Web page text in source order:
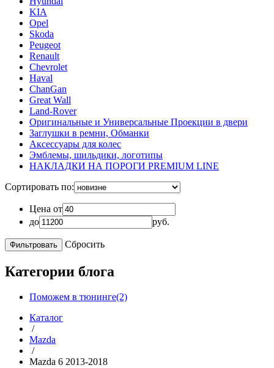
KIA
Opel
Skoda
Peugeot
Renault
Chevrolet
Haval
ChanGan
Great Wall
Land-Rover
Оригинальные и Универсальные Проекции в двери
Заглушки в ремни, Обманки
Аксессуары для колес
Эмблемы, шильдики, логотипы
НАКЛАДКИ НА ПОРОГИ PREMIUM LINE
Сортировать по:
Цена от
до
руб.
Сбросить
Категории блога
Поможем в тюнинге(2)
Каталог
/
Mazda
/
Mazda 6 2013-2018